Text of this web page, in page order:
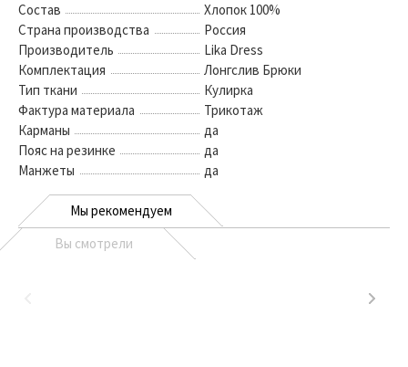
Состав
Хлопок 100%
Страна производства
Россия
Производитель
Lika Dress
Комплектация
Лонгслив Брюки
Тип ткани
Кулирка
Фактура материала
Трикотаж
Карманы
да
Пояс на резинке
да
Манжеты
да
Мы рекомендуем
Вы смотрели